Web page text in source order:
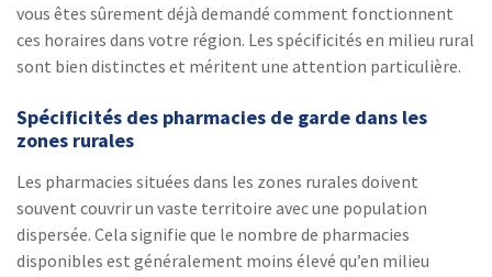
vous êtes sûrement déjà demandé comment fonctionnent
ces horaires dans votre région. Les spécificités en milieu rural
sont bien distinctes et méritent une attention particulière.
Spécificités des pharmacies de garde dans les
zones rurales
Les pharmacies situées dans les zones rurales doivent
souvent couvrir un vaste territoire avec une population
dispersée. Cela signifie que le nombre de pharmacies
disponibles est généralement moins élevé qu’en milieu